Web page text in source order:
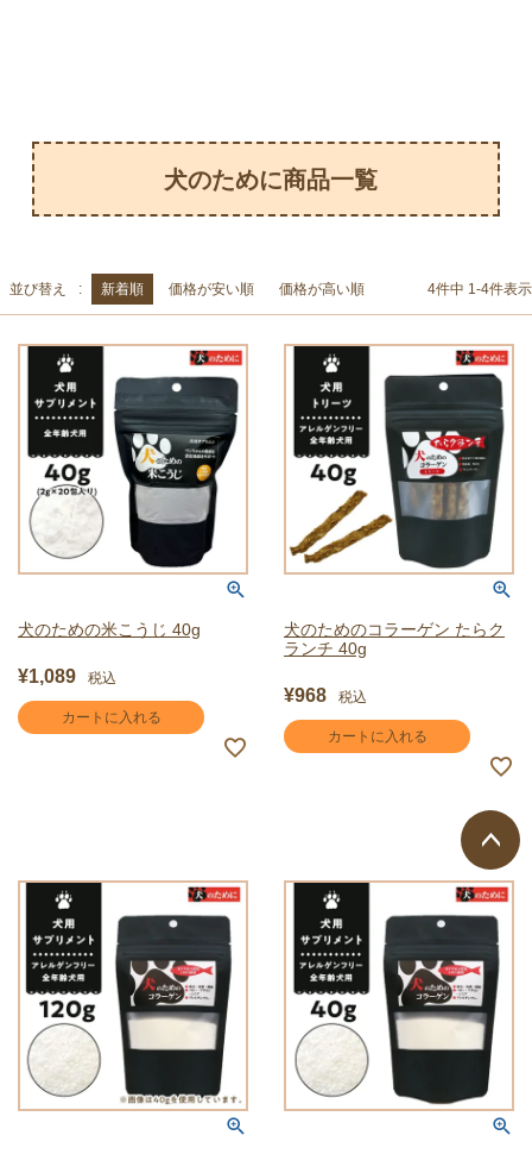
犬のために商品一覧
並び替え 新着順 価格が安い順 価格が高い順 4件中 1 -4件表示
犬のための米こうじ 40g
¥1,089 税込
カートに入れる
犬のためのコラーゲン たらク
ランチ 40g
¥968 税込
カートに入れる
ページ
トップ